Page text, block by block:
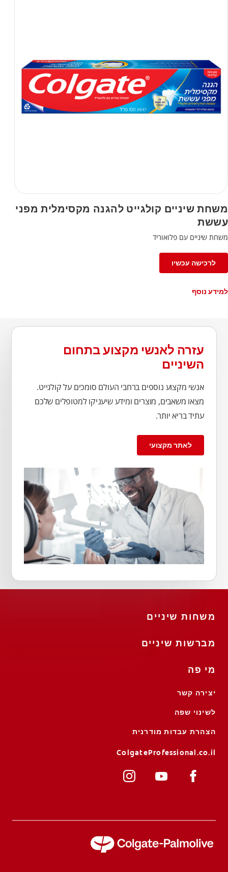
משחת שיניים קולגייט להגנה מקסימלית מפני
עששת
משחת שיניים עם פלואוריד
לרכישה עכשיו
למידע נוסף
עזרה לאנשי מקצוע בתחום
השיניים
אנשי מקצוע נוספים ברחבי העולם סומכים על קולגייט.
מצאו משאבים, מוצרים ומידע שיעניקו למטופלים שלכם
עתיד בריא יותר.
לאתר מקצועי
משחות שיניים
מברשות שיניים
מי פה
יצירה קשר
לשינוי שפה
הצהרת עבדות מודרנית
ColgateProfessional.co.il